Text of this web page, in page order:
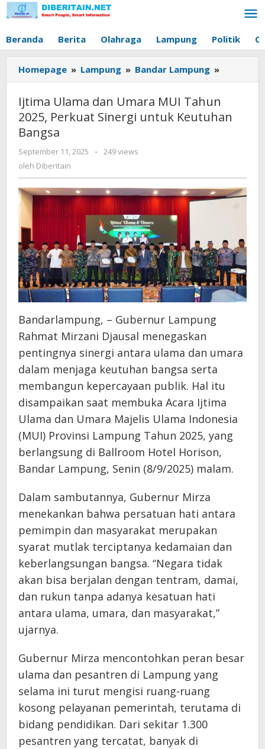
Lewati
ke
Beranda Berita Olahraga Lampung Politik
Homepage » Lampung » Bandar Lampung »
Ulama
MUI
untuk
Keutuhan
Ijtima Ulama dan Umara MUI Tahun
2025, Perkuat Sinergi untuk Keutuhan
Bangsa
September 11, 2025
oleh
-
249 views
oleh Diberitain
Bandarlampung, – Gubernur Lampung
Rahmat Mirzani Djausal menegaskan
pentingnya sinergi antara ulama dan umara
dalam menjaga keutuhan bangsa serta
membangun kepercayaan publik. Hal itu
disampaikan saat membuka Acara Ijtima
Ulama dan Umara Majelis Ulama Indonesia
(MUI) Provinsi Lampung Tahun 2025, yang
berlangsung di Ballroom Hotel Horison,
Bandar Lampung, Senin (8/9/2025) malam.
Dalam sambutannya, Gubernur Mirza
menekankan bahwa persatuan hati antara
pemimpin dan masyarakat merupakan
syarat mutlak terciptanya kedamaian dan
keberlangsungan bangsa. “Negara tidak
akan bisa berjalan dengan tentram, damai,
dan rukun tanpa adanya kesatuan hati
antara ulama, umara, dan masyarakat,”
ujarnya.
Gubernur Mirza mencontohkan peran besar
ulama dan pesantren di Lampung yang
selama ini turut mengisi ruang-ruang
kosong pelayanan pemerintah, terutama di
bidang pendidikan. Dari sekitar 1.300
pesantren yang tercatat, banyak di